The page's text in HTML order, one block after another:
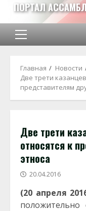
Перейти
содержимому
ПОРТАЛ
Основное
Главная
Новости
Две трети
представителям
Две трети
относятся к
этноса
20.04.2016
(20 апреля
положительно